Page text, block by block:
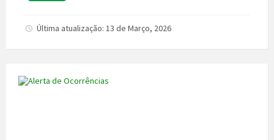
Última atualização: 13 de Março, 2026